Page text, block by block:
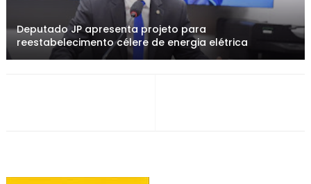
Deputado JP apresenta projeto para
reestabelecimento célere de energia elétrica